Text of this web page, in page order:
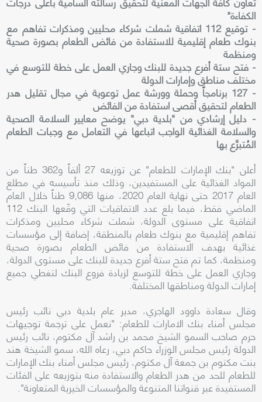
الكفاءة"
- توقيع 112 اتفاقية شملت شركاء محليين ومذكرات تفاهم مع
بنوك طعام إقليمية للاستفادة من فائض الطعام بصورة صحية
ومنظمة
- فتح ستة أفرع جديدة للبنك وجاري العمل على خطة للتوسع في
مختلف مناطق وإمارات الدولة
- 127 برنامجاً وحملة وورشة عمل توعوية في مجال تقليل هدر
الطعام لتحقيق أقصى استفادة من الفائض
- دليل إرشادي من "بلدية دبي" يوضح معايير السلامة الصحية
والسلامة الغذائية الواجب اتباعها في التعامل مع وجبات الطعام
المُتبرَّع بها
أعلن "بنك الإمارات للطعام" عن توزيعه 27 ألفاً و362 طناً من
المواد الغذائية على المستفيدين، وذلك منذ تأسيسه في مطلع
العام 2017 حتى نهاية العام 2020، منها 9,086 طناً خلال العام
الماضي فقط، فيما بلغ عدد الاتفاقيات التي وقّعها البنك 112
اتفاقية على مستوى الدولة، شملت شركاء محليين ومذكرات
تفاهم إقليمية مع بنوك طعام بالمنطقة، إضافة إلى مؤسسات
غذائية بهدف الاستفادة من فائض الطعام بصورة صحية
ومنظمة، كما تم فتح ستة أفرع جديدة للبنك على مستوى الدولة،
وجاري العمل على خطة للتوسع لزيادة فروع البنك لتغطي جميع
إمارات الدولة ومناطقها المختلفة.
وقال سعادة داوود الهاجري، مدير عام بلدية دبي نائب رئيس
مجلس أمناء بنك الامارات للطعام: "نعمل على ترجمة توجيهات
حرم صاحب السمو الشيخ محمد بن راشد آل مكتوم، نائب رئيس
الدولة رئيس مجلس الوزراء حاكم دبي، رعاه الله، سمو الشيخة هند
بنت مكتوم بن جمعة آل مكتوم، رئيس مجلس أمناء بنك الإمارات
للطعام للحد من هدر الطعام والاستفادة منه بتوزيعه على الفئات
المستفيدة عبر قنواتنا المتنوعة والمؤسسات الخيرية المتعاونة".